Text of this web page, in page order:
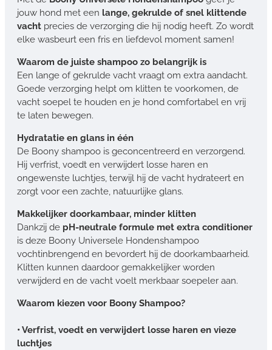
jouw hond met een lange, gekrulde of snel klittende
vacht precies de verzorging die hij nodig heeft. Zo wordt
elke wasbeurt een fris en liefdevol moment samen!
Waarom de juiste shampoo zo belangrijk is
Een lange of gekrulde vacht vraagt om extra aandacht.
Goede verzorging helpt om klitten te voorkomen, de
vacht soepel te houden en je hond comfortabel en vrij
te laten bewegen.
Hydratatie en glans in één
De Boony shampoo is geconcentreerd en verzorgend.
Hij verfrist, voedt en verwijdert losse haren en
ongewenste luchtjes, terwijl hij de vacht hydrateert en
zorgt voor een zachte, natuurlijke glans.
Makkelijker doorkambaar, minder klitten
Dankzij de pH-neutrale formule met extra conditioner
is deze Boony Universele Hondenshampoo
vochtinbrengend en bevordert hij de doorkambaarheid.
Klitten kunnen daardoor gemakkelijker worden
verwijderd en de vacht voelt merkbaar soepeler aan.
Waarom kiezen voor Boony Shampoo?
• Verfrist, voedt en verwijdert losse haren en vieze
luchtjes